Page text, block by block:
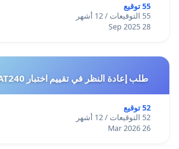
55 توقيع
55 التوقيعات / 12 أشهر
28 Sep 2025
طلب إعادة النظر في تقييم اختبار MAT240 ومنح Bonus
52 توقيع
52 التوقيعات / 12 أشهر
26 Mar 2026